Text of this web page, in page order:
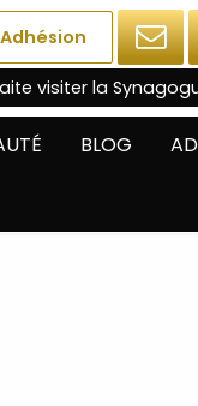
Adhésion
visiter la
BLOG